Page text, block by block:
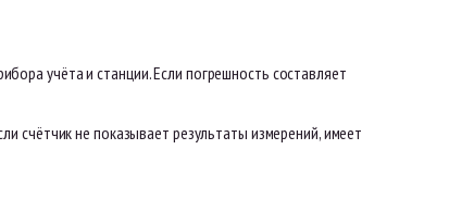
учёта и станции. Если погрешность составляет
счётчик не показывает результаты измерений, имеет